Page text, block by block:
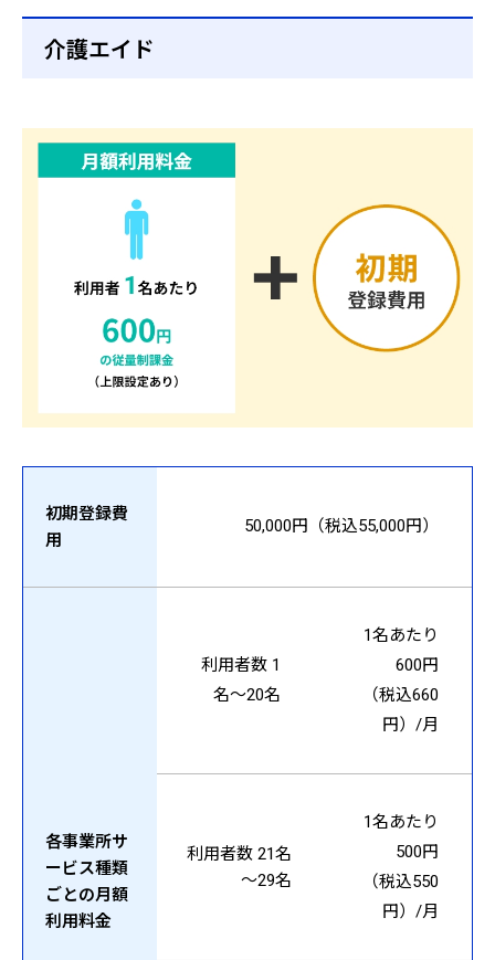
介護エイド
初期登録費
用
50,000円（税込55,000円）
各事業所サ
ービス種類
ごとの月額
利用料金
利用者数 1
名～20名
1名あたり
600円
（税込660
円）/月
利用者数 21名
～29名
1名あたり
500円
（税込550
円）/月